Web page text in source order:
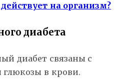
на организм?
диабета
диабет связаны с
в крови.